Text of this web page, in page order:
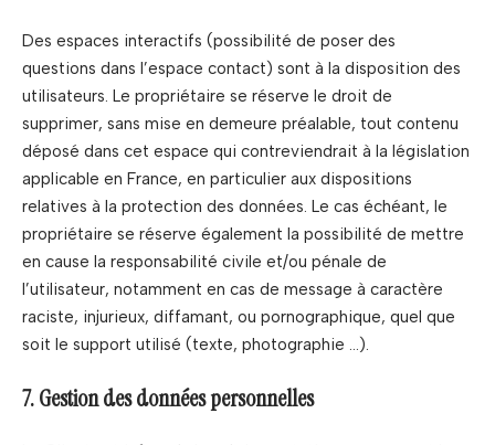
Des espaces interactifs (possibilité de poser des
questions dans l’espace contact) sont à la disposition des
utilisateurs. Le propriétaire se réserve le droit de
supprimer, sans mise en demeure préalable, tout contenu
déposé dans cet espace qui contreviendrait à la législation
applicable en France, en particulier aux dispositions
relatives à la protection des données. Le cas échéant, le
propriétaire se réserve également la possibilité de mettre
en cause la responsabilité civile et/ou pénale de
l’utilisateur, notamment en cas de message à caractère
raciste, injurieux, diffamant, ou pornographique, quel que
soit le support utilisé (texte, photographie …).
7. Gestion des données personnelles